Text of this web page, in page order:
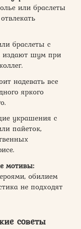
или браслеты
браслеты с
издают шум при
надевать все
яркого
украшения с
пайеток,
мотивы:
обилием
не подходят
советы